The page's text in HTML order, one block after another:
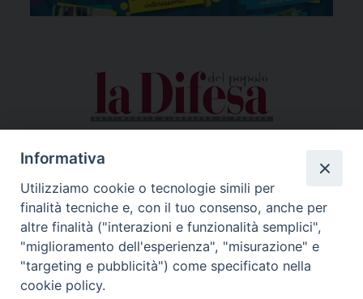
Informativa
Utilizziamo cookie o tecnologie simili per
finalità tecniche e, con il tuo consenso, anche per
altre finalità ("interazioni e funzionalità semplici",
"miglioramento dell'esperienza", "misurazione" e
"targeting e pubblicità") come specificato nella
cookie policy.